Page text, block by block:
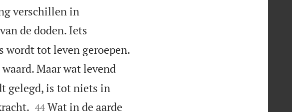
verschillen in
de doden. Iets
wordt tot leven geroepen.
Maar wat levend
gelegd, is tot niets in

44 Wat in de aarde